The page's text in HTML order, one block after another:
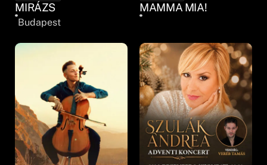
MIRÁZS
Budapest
MAMMA MIA!